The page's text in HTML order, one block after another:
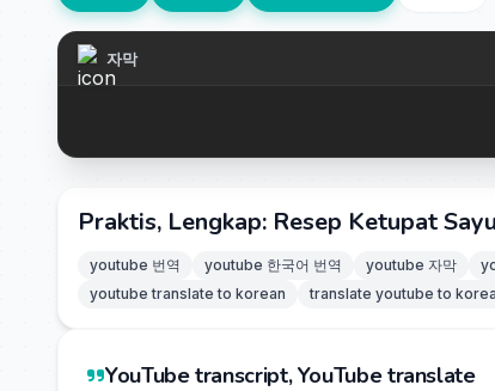
자막
Praktis, Lengkap: Resep Ketupat
youtube 번역 youtube 한국어 번역 youtube 자막
youtube translate to korean
translate youtube to
YouTube transcript, YouTube translate